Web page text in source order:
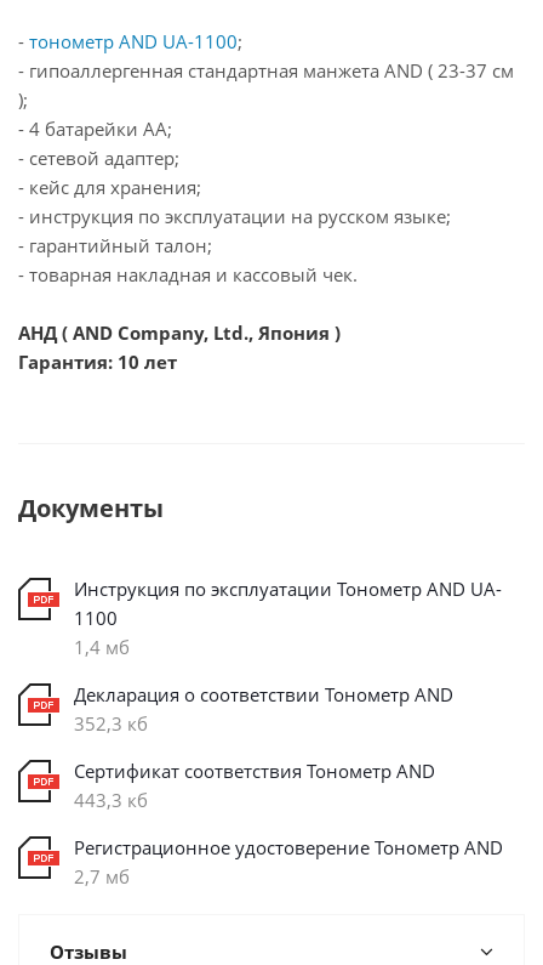
- тонометр AND UA-1100;
- гипоаллергенная стандартная манжета AND ( 23-37 см
);
- 4 батарейки АА;
- сетевой адаптер;
- кейс для хранения;
- инструкция по эксплуатации на русском языке;
- гарантийный талон;
- товарная накладная и кассовый чек.
АНД ( AND Company, Ltd., Япония )
Гарантия: 10 лет
Документы
Инструкция по эксплуатации Тонометр AND UA-
1100
1,4 мб
Декларация о соответствии Тонометр AND
352,3 кб
Cертификат соответствия Тонометр AND
443,3 кб
Регистрационное удостоверение Тонометр AND
2,7 мб
Отзывы